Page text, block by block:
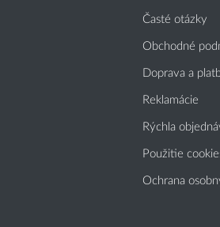
Časté otázky
Obchodné
Doprava a
Reklamácie
Rýchla
Použitie
Ochrana